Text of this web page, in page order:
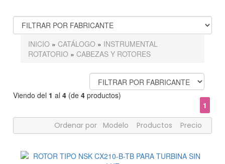
INICIO »CATÁLOGO » INSTRUMENTAL
ROTATORIO »CABEZAS Y ROTORES
Viendo del 1 al4 (de4 productos)
1
Ordenar por
Modelo Productos Precio